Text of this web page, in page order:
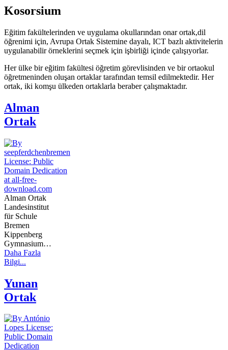
Kosorsium
Eğitim fakültelerinden ve uygulama okullarından onar ortak,dil
öğrenimi için, Avrupa Ortak Sistemine dayalı, ICT bazlı aktivitelerin
uygulanabilir örneklerini seçmek için işbirliği içinde çalışıyorlar.
Her ülke bir eğitim fakültesi öğretim görevlisinden ve bir ortaokul
öğretmeninden oluşan ortaklar tarafından temsil edilmektedir. Her
ortak, iki komşu ülkeden ortaklarla beraber çalışmaktadır.
Alman
Ortak
Alman Ortak
Landesinstitut
für Schule
Bremen
Kippenberg
Gymnasium…
Daha Fazla
Bilgi...
Yunan
Ortak